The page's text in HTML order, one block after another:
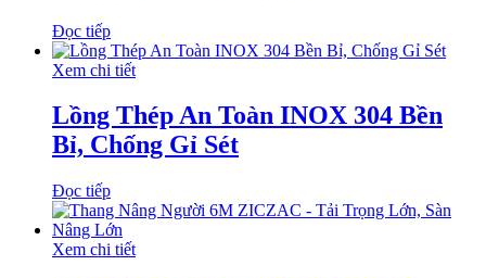
Đọc tiếp
Xem chi tiết
Lồng Thép An Toàn INOX 304 Bền
Bỉ, Chống Gỉ Sét
Đọc tiếp
Xem chi tiết